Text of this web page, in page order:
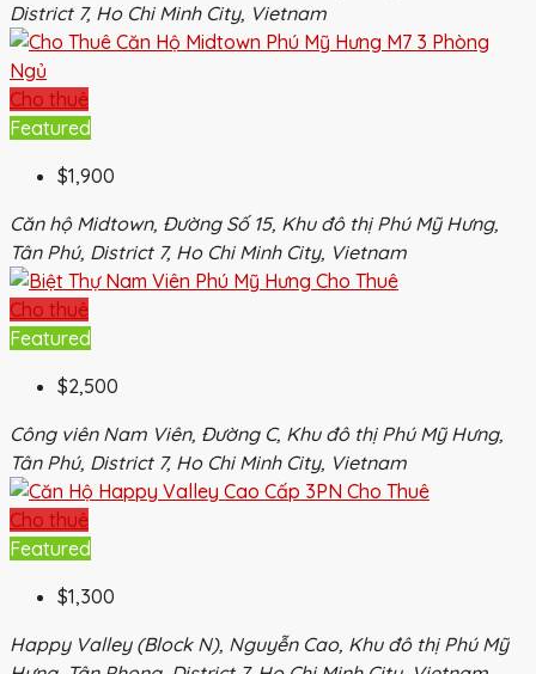
District 7, Ho Chi Minh City, Vietnam
Cho thuê
Featured
$1,900
Căn hộ Midtown, Đường Số 15, Khu đô thị Phú Mỹ Hưng,
Tân Phú, District 7, Ho Chi Minh City, Vietnam
Cho thuê
Featured
$2,500
Công viên Nam Viên, Đường C, Khu đô thị Phú Mỹ Hưng,
Tân Phú, District 7, Ho Chi Minh City, Vietnam
Cho thuê
Featured
$1,300
Happy Valley (Block N), Nguyễn Cao, Khu đô thị Phú Mỹ